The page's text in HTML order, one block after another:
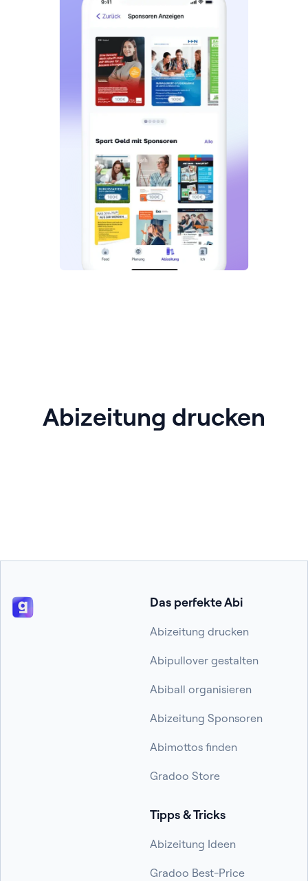
Abizeitung drucken
Das perfekte Abi
Abizeitung drucken
Abipullover gestalten
Abiball organisieren
Abizeitung Sponsoren
Abimottos finden
Gradoo Store
Tipps & Tricks
Abizeitung Ideen
Gradoo Best-Price